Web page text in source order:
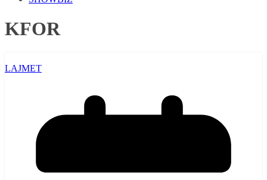
KFOR
LAJMET